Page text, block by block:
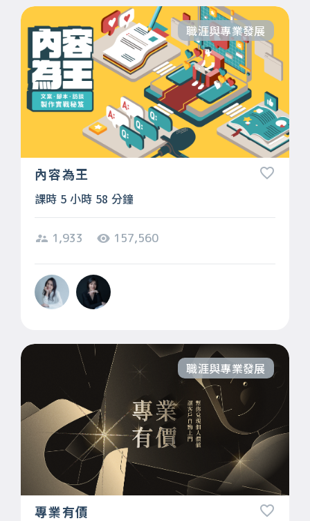
職涯與專業發展
內容為王
課時 5 小時 58 分鐘
1,933 157,560
職涯與專業發展
專業有價